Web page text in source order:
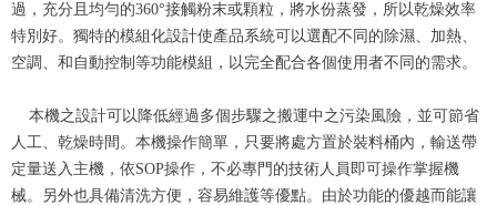
過，充分且均勻的360°接觸粉末或顆粒，將水份蒸發，所以乾燥效率
特別好。獨特的模組化設計使產品系統可以選配不同的除濕、加熱、
空調、和自動控制等功能模組，以完全配合各個使用者不同的需求。
本機之設計可以降低經過多個步驟之搬運中之污染風險，並可節省
人工、乾燥時間。本機操作簡單，只要將處方置於裝料桶內，輸送帶
定量送入主機，依SOP操作，不必專門的技術人員即可操作掌握機
械。另外也具備清洗方便，容易維護等優點。由於功能的優越而能讓